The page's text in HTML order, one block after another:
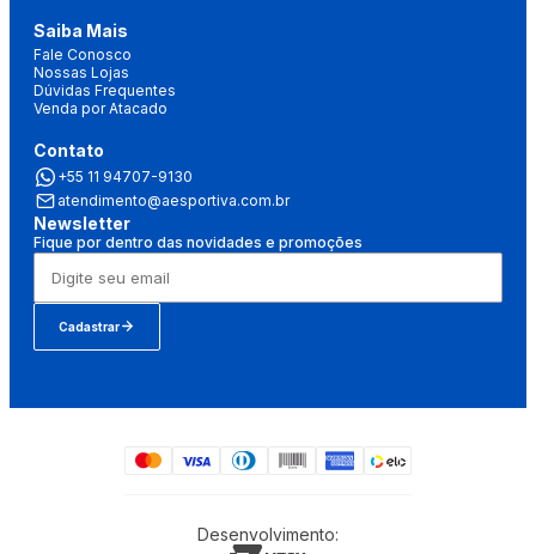
Saiba Mais
Fale Conosco
Nossas Lojas
Dúvidas Frequentes
Venda por Atacado
Contato
+55 11 94707-9130
atendimento@aesportiva.com.br
Newsletter
Fique por dentro das novidades e promoções
Cadastrar
Desenvolvimento: